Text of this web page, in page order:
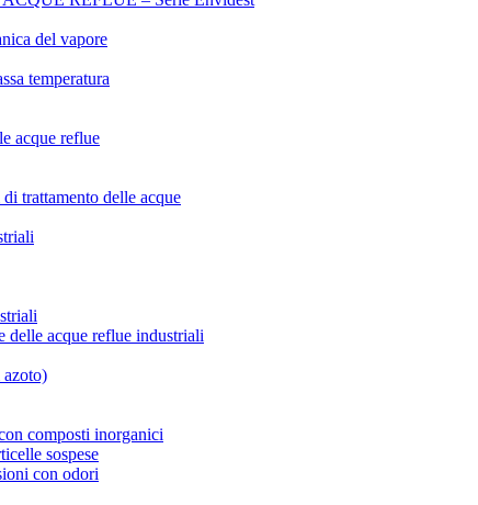
del vapore
temperatura
acque reflue
trattamento delle acque
delle acque reflue industriali
composti inorganici
sospese
con odori